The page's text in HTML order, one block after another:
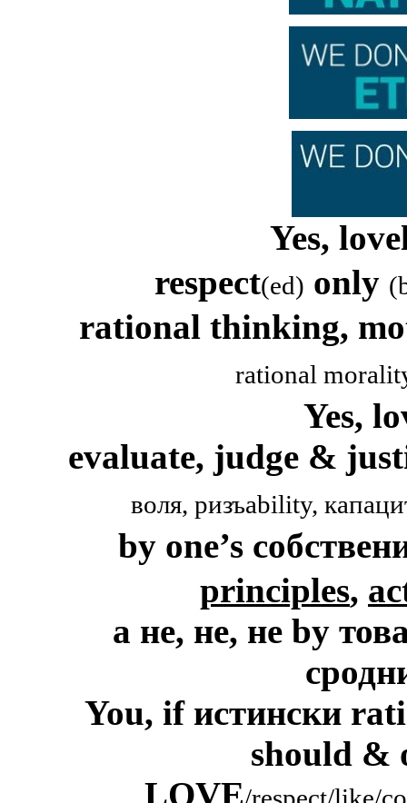
Yes,
respect(ed) only
rational thinking,
rational
Yes,
evaluate, judge &
воля, ризъability,
by one’s
principles,
а не, не, не by
You, if истински
should &
LOVE